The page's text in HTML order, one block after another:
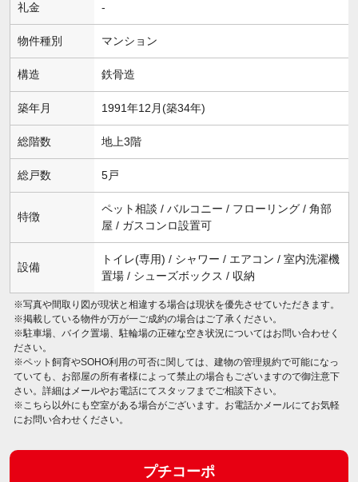
礼金 -
物件種別 マンション
構造 鉄骨造
築年月 1991年12月(築34年)
総階数 地上3階
総戸数 5戸
特徴
ペット相談 / バルコニー / フローリング / 角部
屋 / ガスコンロ設置可
設備
トイレ(専用) / シャワー / エアコン / 室内洗濯機
置場 / シューズボックス / 収納
※写真や間取り図が現状と相違する場合は現状を優先させていただきます。
※掲載している物件が万が一ご成約の場合はご了承ください。
※駐車場、バイク置場、駐輪場の正確な空き状況についてはお問い合わせく
ださい。
※ペット飼育やSOHO利用の可否に関しては、建物の管理規約で可能になっ
ていても、お部屋の所有者様によって禁止の場合もございますので御注意下
さい。詳細はメールやお電話にてスタッフまでご相談下さい。
※こちら以外にも空室がある場合がございます。お電話かメールにてお気軽
にお問い合わせください。
プチコーポ